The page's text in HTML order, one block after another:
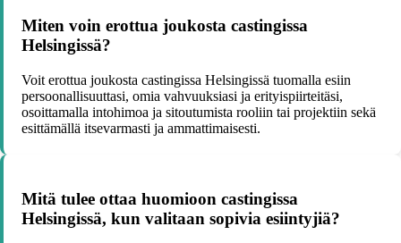
Miten voin erottua joukosta castingissa
Helsingissä?
Voit erottua joukosta castingissa Helsingissä tuomalla esiin
persoonallisuuttasi, omia vahvuuksiasi ja erityispiirteitäsi,
osoittamalla intohimoa ja sitoutumista rooliin tai projektiin sekä
esittämällä itsevarmasti ja ammattimaisesti.
Mitä tulee ottaa huomioon castingissa
Helsingissä, kun valitaan sopivia esiintyjiä?